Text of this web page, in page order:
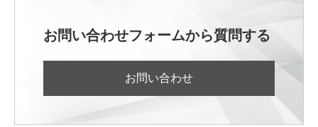
お問い合わせフォームから質問する
お問い合わせ